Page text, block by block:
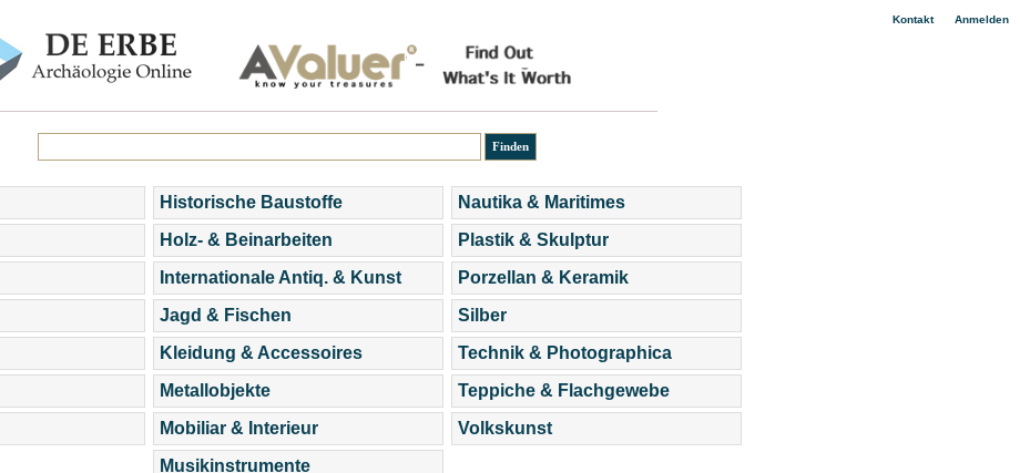
Kontakt| Anmelden
Historische Baustoffe
Holz- & Beinarbeiten
Internationale Antiq. & Kunst
Jagd & Fischen
Kleidung & Accessoires
Metallobjekte
Mobiliar & Interieur
Musikinstrumente
Nautika & Maritimes
Plastik & Skulptur
Porzellan & Keramik
Silber
Technik & Photographica
Teppiche & Flachgewebe
Volkskunst